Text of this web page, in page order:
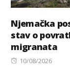
Njemačka
stav o
migranata
Posted
10/08/2026